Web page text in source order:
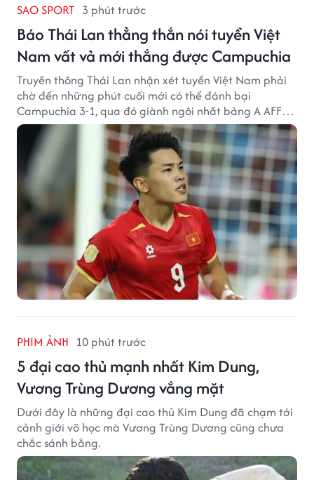
SAO SPORT 3 phút trước
Báo Thái Lan thẳng thắn nói tuyển Việt
Nam vất vả mới thắng được Campuchia
Truyền thông Thái Lan nhận xét tuyển Việt Nam phải
chờ đến những phút cuối mới có thể đánh bại
Campuchia 3-1, qua đó giành ngôi nhất bảng A AFF
Cup 2026.
PHIM ẢNH 10 phút trước
5 đại cao thủ mạnh nhất Kim Dung,
Vương Trùng Dương vắng mặt
Dưới đây là những đại cao thủ Kim Dung đã chạm tới
cảnh giới võ học mà Vương Trùng Dương cũng chưa
chắc sánh bằng.